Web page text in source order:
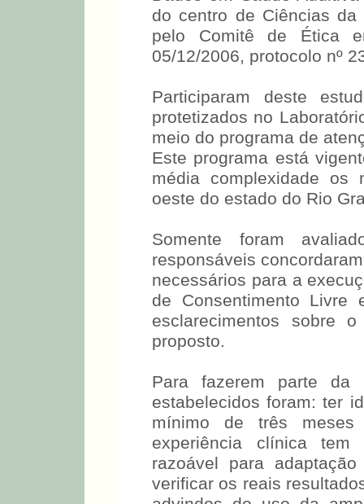
do centro de Ciências
pelo Comitê de Ética
05/12/2006, protocolo nº
Participaram deste
protetizados no
meio do programa de
instituição. Este
atende na média
Centro-oeste do estado
Somente foram
responsáveis
necessários para a
de Consentimento Livre
esclarecimentos sobre
proposto.
Para fazerem parte da
estabelecidos foram: ter
mínimo de três
experiência clínica
razoável para
verificar os reais